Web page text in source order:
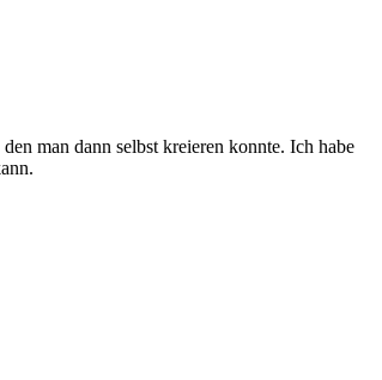
man dann selbst kreieren konnte. Ich habe